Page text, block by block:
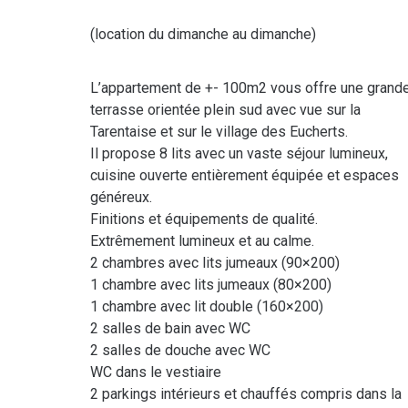
(location du dimanche au dimanche)
L’appartement de +- 100m2 vous offre une
terrasse orientée plein sud avec vue sur la
Tarentaise et sur le village des Eucherts.
Il propose 8 lits avec un vaste séjour lumineux,
cuisine ouverte entièrement équipée et espaces
généreux.
Finitions et équipements de qualité.
Extrêmement lumineux et au calme.
2 chambres avec lits jumeaux (90×200)
1 chambre avec lits jumeaux (80×200)
1 chambre avec lit double (160×200)
2 salles de bain avec WC
2 salles de douche avec WC
WC dans le vestiaire
2 parkings intérieurs et chauffés compris dans la